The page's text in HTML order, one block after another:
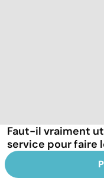
Faut-il vraiment
service pour faire